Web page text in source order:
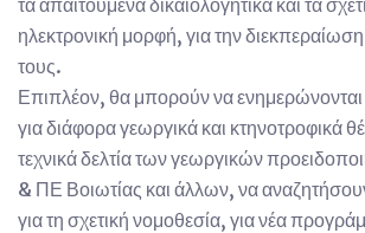
τα απαιτούμενα δικαιολογητικά και τα
ηλεκτρονική μορφή, για την
τους.
Επιπλέον, θα μπορούν να ενημερώνονται
για διάφορα γεωργικά και κτηνοτροφικά
τεχνικά δελτία των γεωργικών
& ΠΕ Βοιωτίας και άλλων, να
για τη σχετική νομοθεσία, για νέα